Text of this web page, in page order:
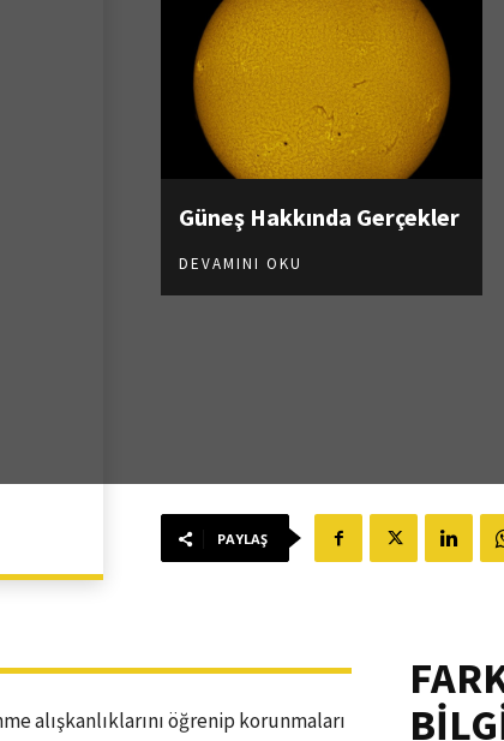
Güneş Hakkında Gerçekler
DEVAMINI OKU
PAYLAŞ
alışkanlıklarını öğrenip korunmaları